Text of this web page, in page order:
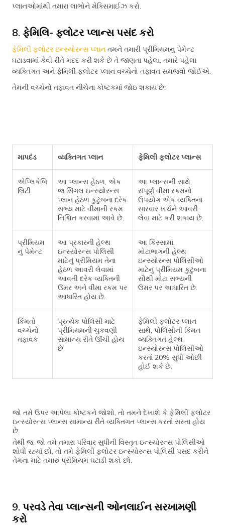
પ્લાનઓમાંથી તમારા લાભોને મેક્સિમાઈઝ કરો.
8. ફેમિલિ- ફ્લોટર પ્લાન્સ પસંદ કરો
ફેમિલી ફ્લોટર ઇન્સ્યોરન્સ પ્લાન તમને તમારી પ્રીમિયમનુ પેમેન્ટ
ઘટાડવામાં કેવી રીતે મદદ કરી શકે છે તે જાણતા પહેલા, તમારે પહેલા
વ્યક્તિગત અને ફેમિલી ફ્લોટર પ્લાન વચ્ચેનો તફાવત સમજવો જોઈએ.
તેમની વચ્ચેનો તફાવત નીચેના કોષ્ટકમાં જોઇ શકાય છે:
માપદંડ વ્યક્તિગત પ્લાન ફેમિલી ફ્લોટર પ્લાન્સ
એપ્લિકેબિ
લિટી
આ પ્લાન્સ હેઠળ, એક
જ સિંગલ ઇન્સ્યોરન્સ
પ્લાન હેઠળ કુટુંબના દરેક
સભ્ય માટે વીમાની રકમ
નિશ્ચિત કરવામાં આવે છે.
આ પ્લાન્સની સાથે,
સંપૂર્ણ વીમા રકમનો
ઉપયોગ એક વ્યક્તિના
સારવાર ખર્ચને આવરી
લેવા માટે કરી શકાય છે.
પ્રીમિયમ
નું પેમેન્ટ
આ પ્રકારની હેલ્થ
ઇન્સ્યોરન્સ પોલિસી
માટેનું પ્રીમિયમ તેના
હેઠળ આવરી લેવામાં
આવતી દરેક વ્યક્તિની
ઉંમર અને વીમા રકમ પર
આધારિત હોય છે.
આ કિસ્સામાં,
મોટાભાગની હેલ્થ
ઇન્સ્યોરન્સ પોલિસીઓ
માટેનું પ્રીમિયમ કુટુંબના
સૌથી મોટા સભ્યની
ઉંમર પર આધારિત છે.
કિંમતો
વચ્ચેનો
તફાવક
પ્રત્યેક પોલિસી માટે
પ્રીમિયમની ચુકવણી
સામાન્ય રીતે ઊંચી હોય
છે.
ફેમિલી ફ્લોટર પ્લાન
સાથે, પોલિસીની કિંમત
વ્યક્તિગત હેલ્થ
ઇન્સ્યોરન્સ પોલિસીઓ
કરતાં 20% સુધી ઓછી
હોઈ શકે છે.
જો તમે ઉપર આપેલા કોષ્ટકને જોશો, તો તમને દેખાશે કે ફેમિલી ફ્લોટર
ઇન્સ્યોરન્સ પ્લાન્સ સામાન્ય રીતે વ્યક્તિગત પ્લાન્સ કરતાં સસ્તા હોય
છે.
તેથી જ, જો તમે તમારા પરિવાર સુધીની વિસ્તૃત ઇન્સ્યોરન્સ પોલિસીઓ
શોધી રહ્યાં છો, તો તમે ફેમિલી ફ્લોટર ઇન્સ્યોરન્સ પોલિસી પસંદ કરીને
તેમના માટે તમારું પ્રીમિયમ ઘટાડી શકો છો.
9. પરવડે તેવા પ્લાન્સની ઓનલાઈન સરખામણી
કરો